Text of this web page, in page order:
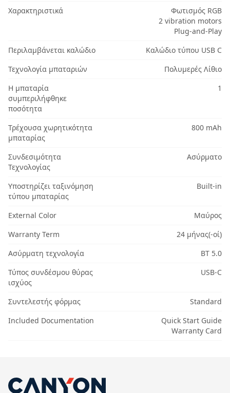
Χαρακτηριστικά
Φωτισμός RGB
2 vibration motors
Plug-and-Play
Περιλαμβάνεται καλώδιο
Καλώδιο τύπου USB C
Τεχνολογία μπαταριών
Πολυμερές Λίθιο
Η μπαταρία
συμπεριλήφθηκε
ποσότητα
1
Τρέχουσα χωρητικότητα
μπαταρίας
800 mAh
Συνδεσιμότητα
Τεχνολογίας
Ασύρματο
Υποστηρίζει ταξινόμηση
τύπου μπαταρίας
Built-in
External Color
Μαύρος
Warranty Term
24 μήνας(-οί)
Ασύρματη τεχνολογία
BT 5.0
Τύπος συνδέσμου θύρας
ισχύος
USB-C
Συντελεστής φόρμας
Standard
Included Documentation
Quick Start Guide
Warranty Card